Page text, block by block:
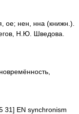
нен, нна (книжн.).
Н.Ю. Шведова.
31] EN synchronism